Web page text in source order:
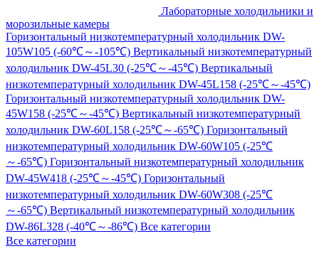
Лабораторные холодильники и
морозильные камеры
Горизонтальный низкотемпературный холодильник DW-
105W105 (-60℃～-105℃) Вертикальный низкотемпературный
холодильник DW-45L30 (-25℃～-45℃) Вертикальный
низкотемпературный холодильник DW-45L158 (-25℃～-45℃)
Горизонтальный низкотемпературный холодильник DW-
45W158 (-25℃～-45℃) Вертикальный низкотемпературный
холодильник DW-60L158 (-25℃～-65℃) Горизонтальный
низкотемпературный холодильник DW-60W105 (-25℃
～-65℃) Горизонтальный низкотемпературный холодильник
DW-45W418 (-25℃～-45℃) Горизонтальный
низкотемпературный холодильник DW-60W308 (-25℃
～-65℃) Вертикальный низкотемпературный холодильник
DW-86L328 (-40℃～-86℃) Все категории
Все категории